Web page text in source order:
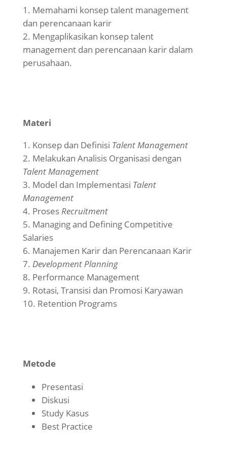
Memahami konsep talent management
dan perencanaan karir
Mengaplikasikan konsep talent
management dan perencanaan karir dalam
perusahaan.
Materi
Konsep dan Definisi Talent Management
Melakukan Analisis Organisasi dengan
Talent Management
Model dan Implementasi Talent
Management
ProsesRecruitment
Managing and Defining Competitive
Salaries
Manajemen Karir dan Perencanaan Karir
Development Planning
Performance Management
Rotasi, Transisi dan Promosi Karyawan
Retention Programs
Metode
Presentasi
Diskusi
Study Kasus
Best Practice